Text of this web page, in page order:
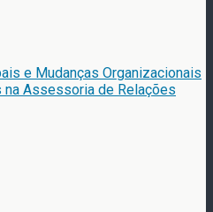
e Mudanças Organizacionais
na Assessoria de Relações